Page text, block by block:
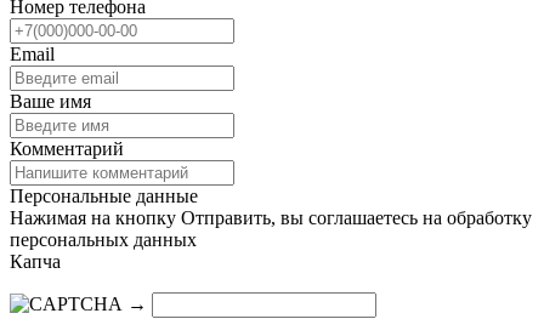
Номер телефона
Email
Ваше имя
Комментарий
Персональные данные
Нажимая на кнопку Отправить, вы соглашаетесь на обработку
персональных данных
Капча
→